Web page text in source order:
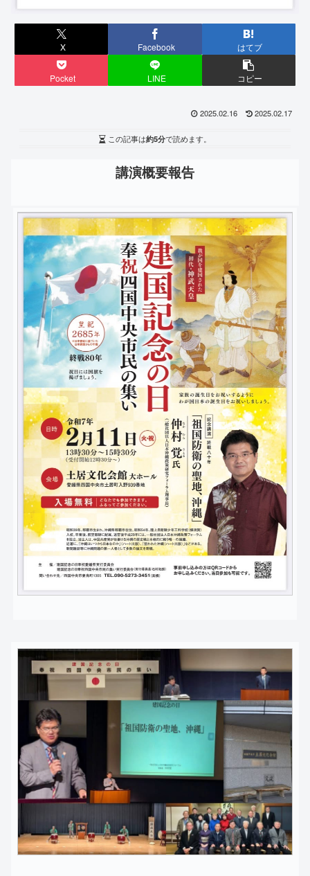
X Facebook はてブ
Pocket LINE コピー
2025.02.16 2025.02.17
この記事は約5分で読めます。
講演概要報告